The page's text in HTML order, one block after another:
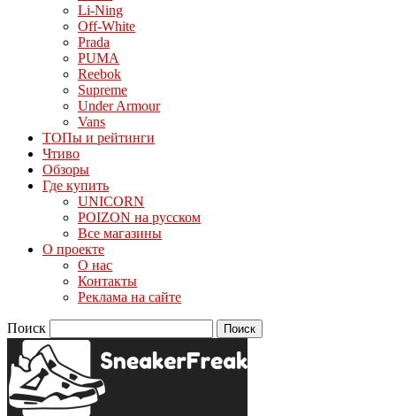
Li-Ning
Off-White
Prada
PUMA
Reebok
Supreme
Under Armour
Vans
ТОПы и рейтинги
Чтиво
Обзоры
Где купить
UNICORN
POIZON на русском
Все магазины
О проекте
О нас
Контакты
Реклама на сайте
Поиск